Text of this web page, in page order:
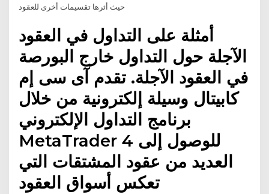
حيث أثرها تقسيمات أخرى للعقود
أمثلة على التداول في العقود
الآجلة حول التداول خارج البورصة
في العقود الآجلة. تقدم آى سى إم
كابيتال وسيلة إلكترونية من خلال
برنامج التداول الإلكتروني
MetaTrader 4 للوصول إلى
العديد من عقود المشتقات التي
تعكس أسواق العقود